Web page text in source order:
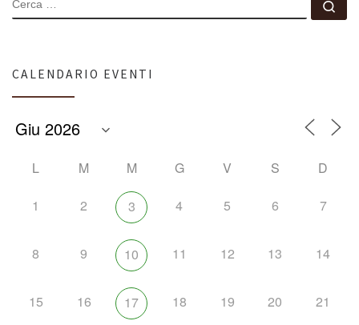
CALENDARIO EVENTI
L M M G V S D
1 2 3 4 5 6 7
8 9 10 11 12 13 14
15 16 17 18 19 20 21